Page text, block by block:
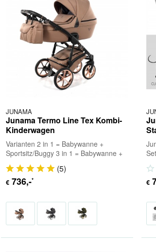
JUNAMA
Junama Termo Line Tex Kombi-
Kinderwagen
Varianten 2 in 1 = Babywanne +
Sportsitz/Buggy 3 in 1 = Babywanne +
Sportsitz/Buggy + Babyschale (inkl.
Adapter) 4 in... (5)
€ 736,-* €